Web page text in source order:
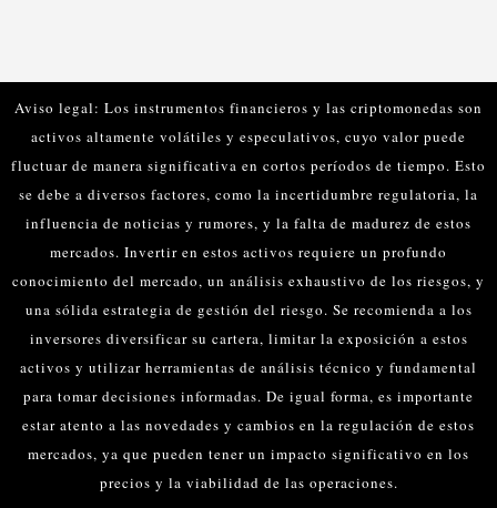
Aviso legal: Los instrumentos financieros y las criptomonedas son
activos altamente volátiles y especulativos, cuyo valor puede
fluctuar de manera significativa en cortos períodos de tiempo. Esto
se debe a diversos factores, como la incertidumbre regulatoria, la
influencia de noticias y rumores, y la falta de madurez de estos
mercados. Invertir en estos activos requiere un profundo
conocimiento del mercado, un análisis exhaustivo de los riesgos, y
una sólida estrategia de gestión del riesgo. Se recomienda a los
inversores diversificar su cartera, limitar la exposición a estos
activos y utilizar herramientas de análisis técnico y fundamental
para tomar decisiones informadas. De igual forma, es importante
estar atento a las novedades y cambios en la regulación de estos
mercados, ya que pueden tener un impacto significativo en los
precios y la viabilidad de las operaciones.